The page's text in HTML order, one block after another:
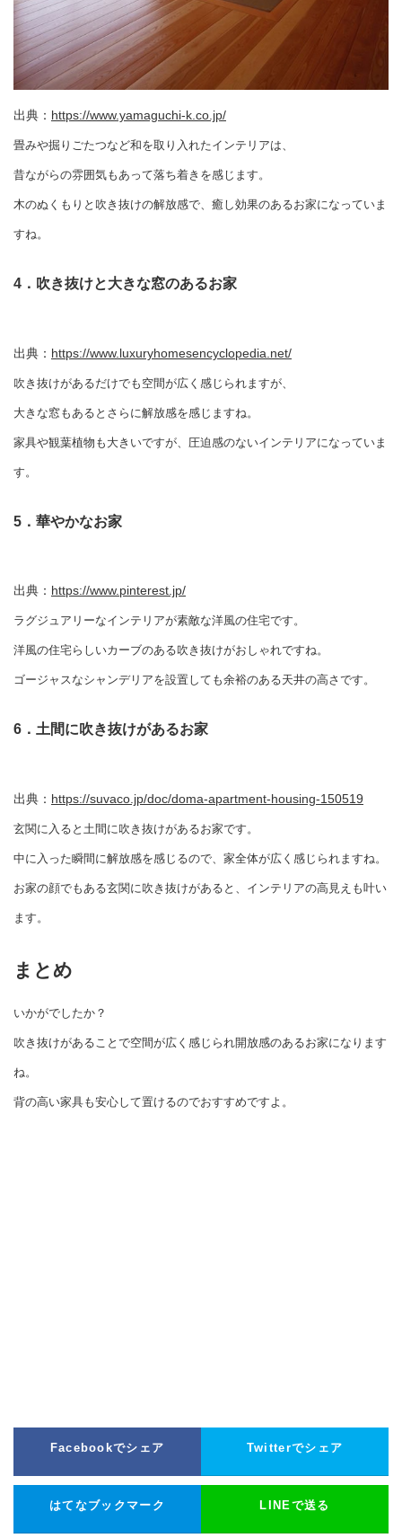
出典： https://www.yamaguchi-k.co.jp/
畳みや掘りごたつなど和を取り入れたインテリアは、
昔ながらの雰囲気もあって落ち着きを感じます。
木のぬくもりと吹き抜けの解放感で、癒し効果のあるお家になっていま
すね。
4．吹き抜けと大きな窓のあるお家
出典： https://www.luxuryhomesencyclopedia.net/
吹き抜けがあるだけでも空間が広く感じられますが、
大きな窓もあるとさらに解放感を感じますね。
家具や観葉植物も大きいですが、圧迫感のないインテリアになっていま
す。
5．華やかなお家
出典： https://www.pinterest.jp/
ラグジュアリーなインテリアが素敵な洋風の住宅です。
洋風の住宅らしいカーブのある吹き抜けがおしゃれですね。
ゴージャスなシャンデリアを設置しても余裕のある天井の高さです。
6．土間に吹き抜けがあるお家
出典： https://suvaco.jp/doc/doma-apartment-housing-150519
玄関に入ると土間に吹き抜けがあるお家です。
中に入った瞬間に解放感を感じるので、家全体が広く感じられますね。
お家の顔でもある玄関に吹き抜けがあると、インテリアの高見えも叶い
ます。
まとめ
いかがでしたか？
吹き抜けがあることで空間が広く感じられ開放感のあるお家になります
ね。
背の高い家具も安心して置けるのでおすすめですよ。
Facebookでシェア Twitterでシェア
はてなブックマーク LINEで送る